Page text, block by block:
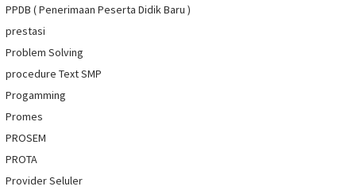
PPDB ( Penerimaan Peserta Didik Baru )
prestasi
Problem Solving
procedure Text SMP
Progamming
Promes
PROSEM
PROTA
Provider Seluler